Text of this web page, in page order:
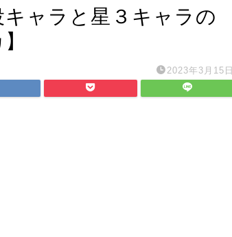
キャラと星３キャラの
2023年3月15日